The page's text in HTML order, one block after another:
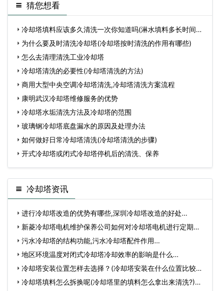
猜您想看
冷却塔填料应该多久清洗一次你知道吗(淋水填料多长时间清
洗 为什么要及时清洗冷却塔(冷却塔按时清洗的作用有哪些)
怎么去清理清洗工业冷却塔
冷却塔清洗的必要性(冷却塔清洗的方法)
商用大型中央空调冷却塔清洗,冷却塔清洗方案流程
康明武汉冷却塔维修服务的优势
冷却塔水垢清洗方法及冷却塔的范围
玻璃钢冷却塔底盘漏水的原因及处理办法
如何做好日常冷却塔清洗(冷却塔清洗的步骤)
开式冷却塔或闭式冷却塔停机后的清洗、保养
冷却塔资讯
进行冷却塔改造的优势有哪些,深圳冷却塔改造的好处…
新菱冷却塔电机维护保养公司如何对冷却塔电机进行定期维
护…污水冷却塔的结构功能,污水冷却塔配件作用…
地区环境温度对闭式冷却塔冷却效率的影响是什么…
冷却塔安装位置怎样去选择？(冷却塔安装在什么位置比较好)
… 冷却塔填料怎么拆换呢(冷却塔里的填料怎么拿出来清洗?)…